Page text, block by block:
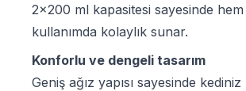
2x200 ml kapasitesi sayesinde
kullanımda kolaylık sunar.
Konforlu ve dengeli tasarım
Geniş ağız yapısı sayesinde